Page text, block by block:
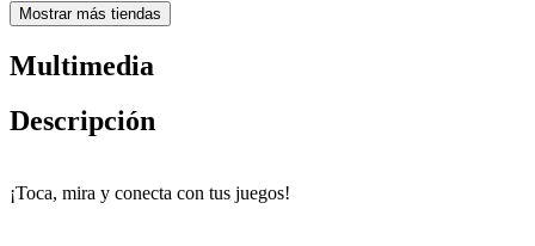
Mostrar más tiendas
Multimedia
Descripción
¡Toca, mira y conecta con tus juegos!